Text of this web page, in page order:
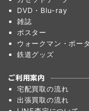
DVD・Blu-ray
雑誌
ポスター
ウォークマン・ポー
鉄道グッズ
ご利用案内
宅配買取の流れ
出張買取の流れ